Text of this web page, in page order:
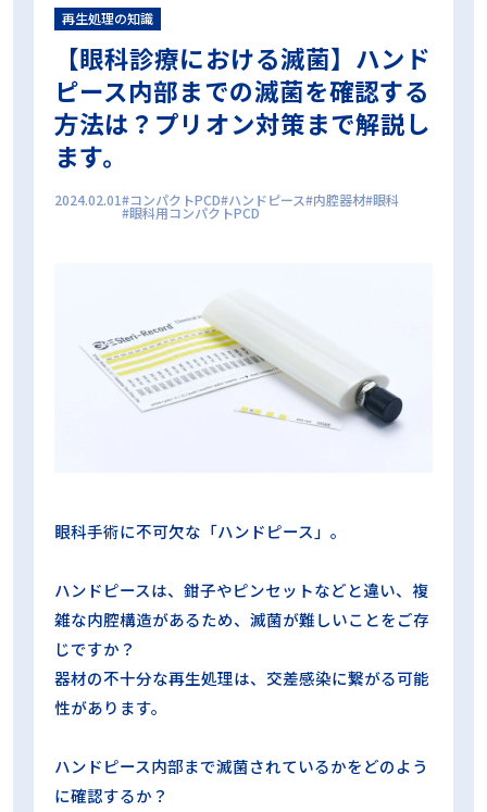
テストパック
バイオコンパクトPCD
バリデーション
ハンドピース
ヒートシーラー
ヒートシールチェッカー フィルター
ブランド
プリオン
プリオンサイクル
プリオン病
プロセスチャレンジデバイス
ボウィー・ディックテスト
マスター製品
ロゴ
中央材料室
再生処理プロセス
出荷判定 包装 包装内CI
化学的作用
工程試験用具 微生物学的PQ
洗浄工程インジケータ
滅菌コンテナ
滅菌センター
滅菌技師
滅菌抵抗性 滅菌業務
滅菌管理士
無菌性保証水準
物理的PQ 生物学的インジケータ
真空工程
短時間判定BI
空気除去
第98回日本医療機器学会大会 ランチョンセミナー
超音波洗浄工程インジケータ
過酸化水素ガスプラズマ滅菌
過酸化水素ガス滅菌
選定試験 非凝縮性ガス
高圧蒸気滅菌
再生処理の知識
【眼科診療における滅菌】ハンド
ピース内部までの滅菌を確認する
方法は？プリオン対策まで解説し
ます。
2024.02.01 コンパクトPCD ハンドピース 内腔器材 眼科
眼科用コンパクトPCD
眼科手術に不可欠な「ハンドピース」。
ハンドピースは、鉗子やピンセットなどと違い、複
雑な内腔構造があるため、滅菌が難しいことをご存
じですか？
器材の不十分な再生処理は、交差感染に繋がる可能
性があります。
ハンドピース内部まで滅菌されているかをどのよう
に確認するか？